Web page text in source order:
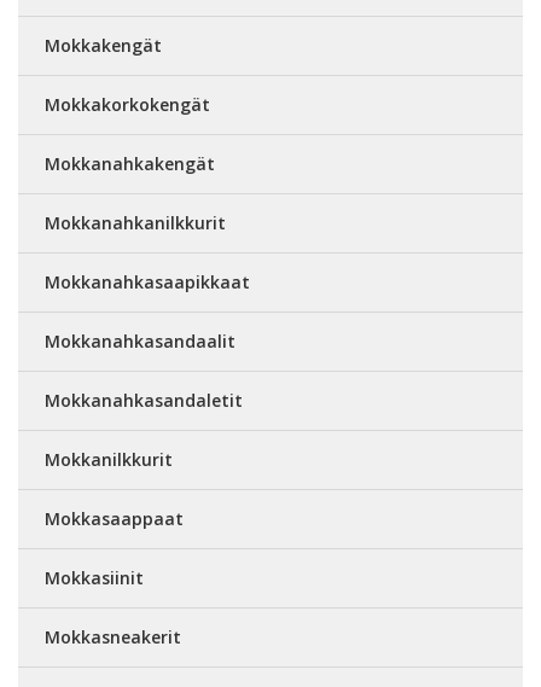
Mokkakengät
Mokkakorkokengät
Mokkanahkakengät
Mokkanahkanilkkurit
Mokkanahkasaapikkaat
Mokkanahkasandaalit
Mokkanahkasandaletit
Mokkanilkkurit
Mokkasaappaat
Mokkasiinit
Mokkasneakerit